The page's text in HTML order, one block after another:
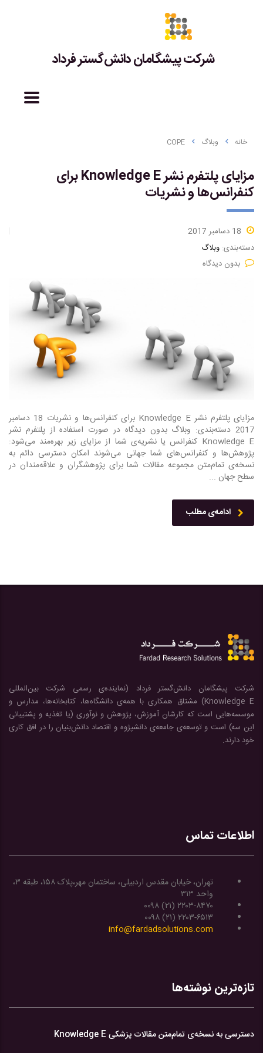
شرکت پیشگامان دانش‌گستر فرداد
خانه وبلاگ COPE
مزایای پلتفرم نشر Knowledge E برای
کنفرانس‌ها و نشریات
دسته‌بندی: وبلاگ
بدون دیدگاه
مزایای پلتفرم نشر Knowledge E برای کنفرانس‌ها و نشریات 18 دسامبر
2017 دسته‌بندی: وبلاگ بدون دیدگاه در صورت استفاده از پلتفرم نشر
Knowledge E کنفرانس یا نشریه‌ی شما از مزایای زیر بهره‌مند می‌شود:
پژوهش‌ها و کنفرانس‌های شما جهانی می‌شوند امکان دسترسی دائم به
نسخه‌ی تمام‌متن مجموعه‌ مقالات شما برای پژوهشگران و علاقه‌مندان در
سطح جهان ...
ادامه‌ی مطلب
شرکت پیشگامان دانش‌گستر فرداد (نماینده‌ی رسمی شرکت بین‌المللی
Knowledge E) مشتاق همکاری با همه‌ی دانشگاه‌ها، کتابخانه‌ها، مدارس و
موسسه‌هایی است که کارشان آموزش، پژوهش و نوآوری (یا تغذیه و پشتیبانی
این سه) است و توسعه‌ی جامعه‌ی دانشپژوه و اقتصاد دانش‌بنیان را در افق کاری
خود دارند.
اطلاعات تماس
تهران، خیابان مقدس اردبیلی، ساختمان مهر،پلاک ۱۵۸، طبقه ۳،
واحد ۳۱۳
۰۰۹۸ (۲۱) ۲۲۰۳-۸۴۷۰
۰۰۹۸ (۲۱) ۲۲۰۳-۶۵۱۳
info@fardadsolutions.com
تازه‌ترین نوشته‌ها
دسترسی به نسخه‌ی تمام‌متن مقالات پزشکی Knowledge E